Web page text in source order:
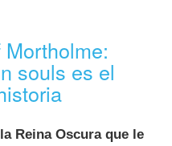
souls es el
Reina Oscura que le